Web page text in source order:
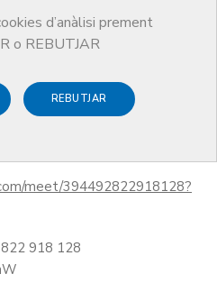
d’anàlisi prement
o REBUTJAR
REBUTJAR
.
meet/394492822918128?
918 128